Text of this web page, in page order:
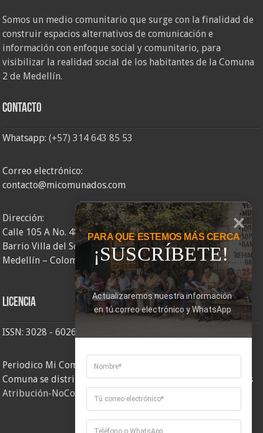
Somos un medio comunitario que surge con la finalidad de
construir espacios alternativos de comunicación e
información con enfoque social y comunitario, para
visibilizar la realidad social de los habitantes de la Comuna
2 de Medellín.
Contacto
Whatsapp:(+57) 314 643 85 53
Correo electrónico:
contacto@micomunados.com
Dirección:
Calle 105 A No. 48AA – 58
Barrio Villa del Socorro
Medellín – Colombia
Licencia
ISSN: 3028 - 6026
Periodico Mi Comuna 2, elaborado por Corporación Mi
Comuna se distribuye bajo unaLicencia Creative Commons
Atribución-NoComercial-CompartirIgual 4.0 Internacional
PARA QUE ESTEMOS MÁS CERCA
¡SUSCRÍBETE!
Actualizaremos nuestra información
en tú correo electrónico y WhatsApp